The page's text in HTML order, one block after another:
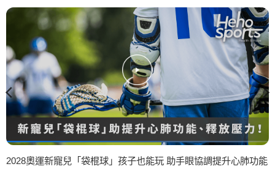
2028奧運新寵兒「袋棍球」孩子也能玩 助手眼協調提升心肺功能